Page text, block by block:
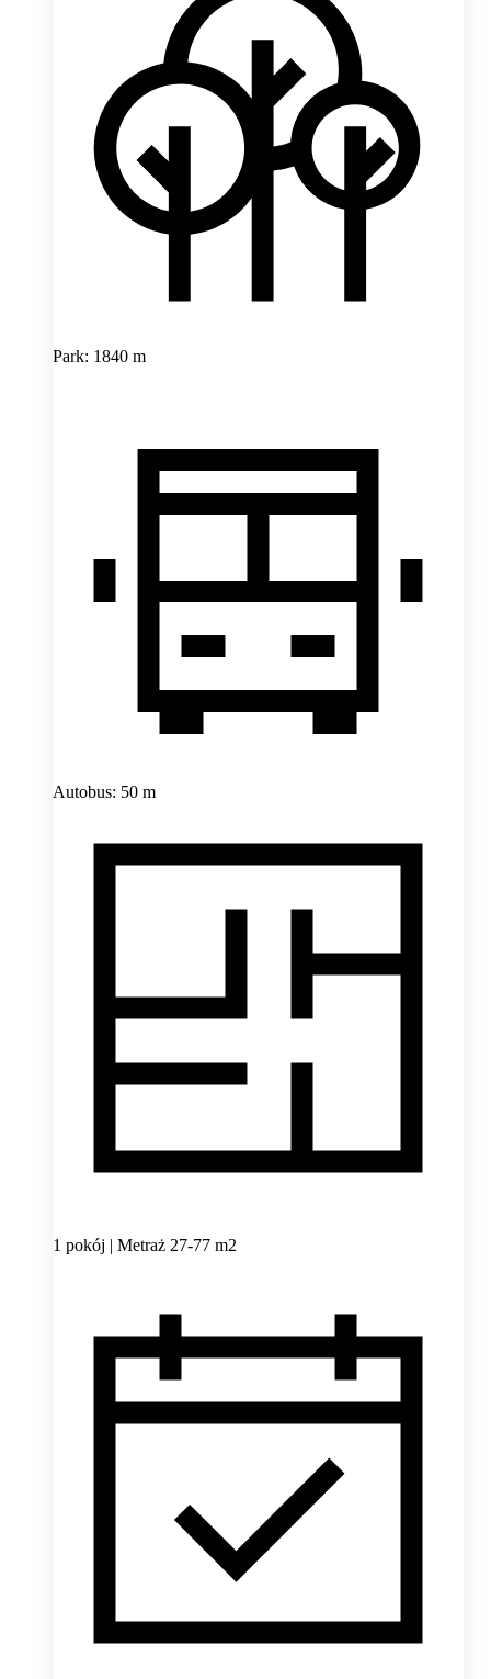
Park: 1840 m
Autobus: 50 m
1 pokój | Metraż 27-77 m2